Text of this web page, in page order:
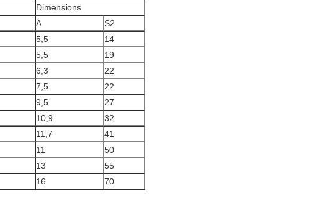
Dimensions
A
S2
5,5
14
5,5
19
6,3
22
7,5
22
9,5
27
10,9
32
11,7
41
11
50
13
55
16 70